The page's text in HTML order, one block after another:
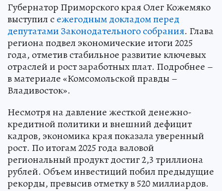
Губернатор Приморского края Олег Кожемяко
выступил сежегодным докладом перед
депутатами Законодательного собрания. Глава
региона подвел экономические итоги 2025
года, отметив стабильное развитие ключевых
отраслей и рост заработных плат. Подробнее –
в материале «Комсомольской правды –
Владивосток».
Несмотря на давление жесткой денежно-
кредитной политики и внешний дефицит
кадров, экономика края показала уверенный
рост. По итогам 2025 года валовой
региональный продукт достиг 2,3 триллиона
рублей. Объем инвестиций побил предыдущие
рекорды, превысив отметку в 520 миллиардов.